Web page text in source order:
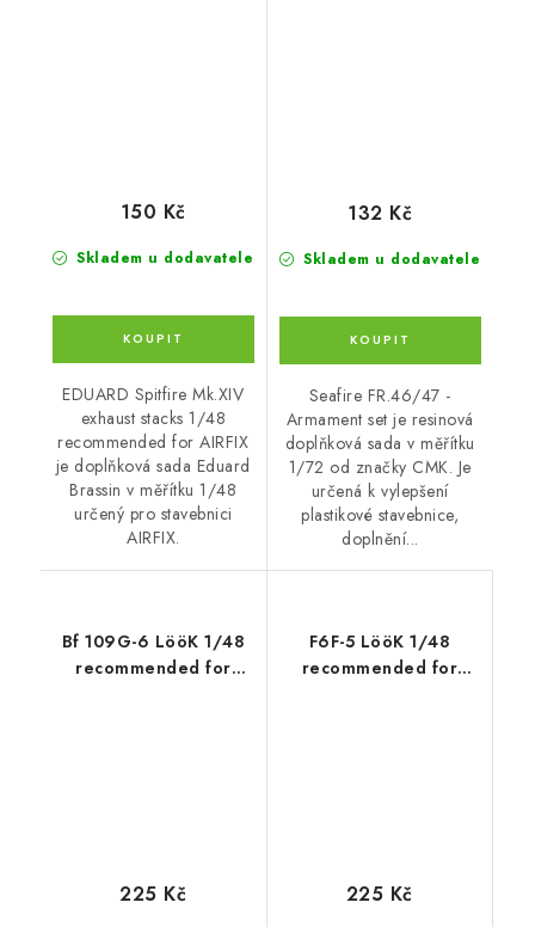
Skladem u dodavatele
150 Kč
EDUARD Spitfire Mk.XIV
exhaust stacks 1/48
recommended for AIRFIX
je doplňková sada Eduard
Brassin v měřítku 1/48
určený pro stavebnici
AIRFIX.
Skladem u dodavatele
132 Kč
Seafire FR.46/47 -
Armament set je resinová
doplňková sada v měřítku
1/72 od značky CMK. Je
určená k vylepšení
plastikové stavebnice,
doplnění...
Bf 109G-6 LööK 1/48
recommended for
225 Kč
F6F-5 LööK 1/48
recommended for
225 Kč